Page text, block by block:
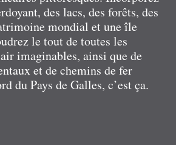
des lacs, des forêts, des
mondial et une île
le tout de toutes les
imaginables, ainsi que de
et de chemins de fer
du Pays de Galles, c’est ça.